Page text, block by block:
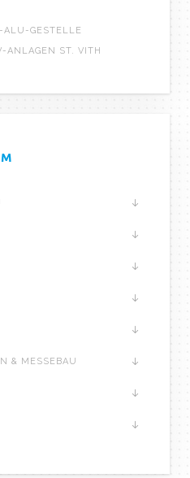
ALU-GESTELLE
ANLAGEN ST. VITH
& MESSEBAU